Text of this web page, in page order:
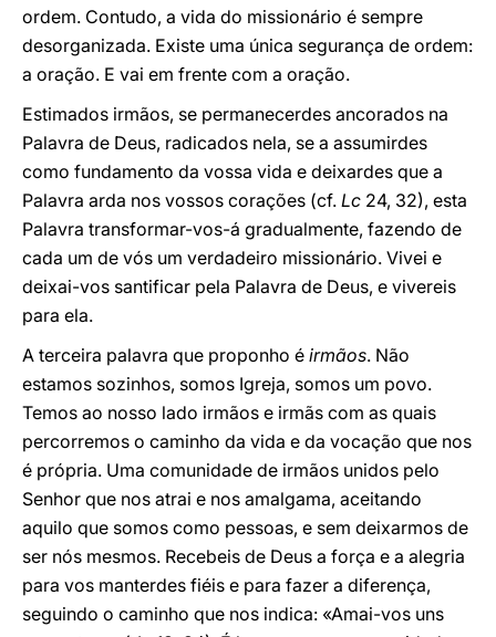
ordem. Contudo, a vida do missionário é sempre
desorganizada. Existe uma única segurança de ordem:
a oração. E vai em frente com a oração.
Estimados irmãos, se permanecerdes ancorados na
Palavra de Deus, radicados nela, se a assumirdes
como fundamento da vossa vida e deixardes que a
Palavra arda nos vossos corações (cf. Lc 24, 32), esta
Palavra transformar-vos-á gradualmente, fazendo de
cada um de vós um verdadeiro missionário. Vivei e
deixai-vos santificar pela Palavra de Deus, e vivereis
para ela.
A terceira palavra que proponho é irmãos. Não
estamos sozinhos, somos Igreja, somos um povo.
Temos ao nosso lado irmãos e irmãs com as quais
percorremos o caminho da vida e da vocação que nos
é própria. Uma comunidade de irmãos unidos pelo
Senhor que nos atrai e nos amalgama, aceitando
aquilo que somos como pessoas, e sem deixarmos de
ser nós mesmos. Recebeis de Deus a força e a alegria
para vos manterdes fiéis e para fazer a diferença,
seguindo o caminho que nos indica: «Amai-vos uns